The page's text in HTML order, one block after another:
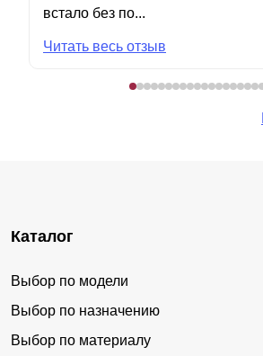
встало без по...
Читать весь отзыв
Каталог
Выбор по модели
Выбор по назначению
Выбор по материалу